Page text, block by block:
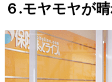
６.モヤモヤが